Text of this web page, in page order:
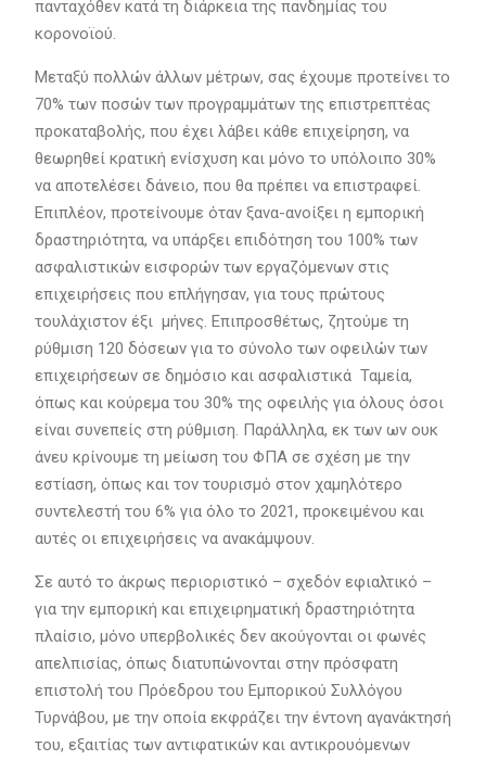
πανταχόθεν κατά τη διάρκεια της πανδημίας του
κορονοϊού.
Μεταξύ πολλών άλλων μέτρων, σας έχουμε προτείνει το
70% των ποσών των προγραμμάτων της επιστρεπτέας
προκαταβολής, που έχει λάβει κάθε επιχείρηση, να
θεωρηθεί κρατική ενίσχυση και μόνο το υπόλοιπο 30%
να αποτελέσει δάνειο, που θα πρέπει να επιστραφεί.
Επιπλέον, προτείνουμε όταν ξανα-ανοίξει η εμπορική
δραστηριότητα, να υπάρξει επιδότηση του 100% των
ασφαλιστικών εισφορών των εργαζόμενων στις
επιχειρήσεις που επλήγησαν, για τους πρώτους
τουλάχιστον έξι μήνες. Επιπροσθέτως, ζητούμε τη
ρύθμιση 120 δόσεων για το σύνολο των οφειλών των
επιχειρήσεων σε δημόσιο και ασφαλιστικά Ταμεία,
όπως και κούρεμα του 30% της οφειλής για όλους όσοι
είναι συνεπείς στη ρύθμιση. Παράλληλα, εκ των ων ουκ
άνευ κρίνουμε τη μείωση του ΦΠΑ σε σχέση με την
εστίαση, όπως και τον τουρισμό στον χαμηλότερο
συντελεστή του 6% για όλο το 2021, προκειμένου και
αυτές οι επιχειρήσεις να ανακάμψουν.
Σε αυτό το άκρως περιοριστικό – σχεδόν εφιαλτικό –
για την εμπορική και επιχειρηματική δραστηριότητα
πλαίσιο, μόνο υπερβολικές δεν ακούγονται οι φωνές
απελπισίας, όπως διατυπώνονται στην πρόσφατη
επιστολή του Πρόεδρου του Εμπορικού Συλλόγου
Τυρνάβου, με την οποία εκφράζει την έντονη αγανάκτησή
του, εξαιτίας των αντιφατικών και αντικρουόμενων